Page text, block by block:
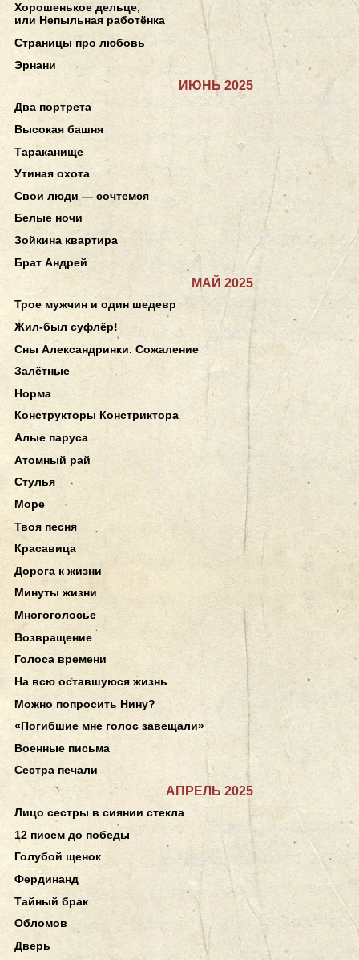
Хорошенькое дельце,
или Непыльная работёнка
Страницы про любовь
Эрнани
ИЮНЬ 2025
Два портрета
Высокая башня
Тараканище
Утиная охота
Свои люди — сочтемся
Белые ночи
Зойкина квартира
Брат Андрей
МАЙ 2025
Трое мужчин и один шедевр
Жил-был суфлёр!
Сны Александринки. Сожаление
Залётные
Норма
Конструкторы Констриктора
Алые паруса
Атомный рай
Стулья
Море
Твоя песня
Красавица
Дорога к жизни
Минуты жизни
Многоголосье
Возвращение
Голоса времени
На всю оставшуюся жизнь
Можно попросить Нину?
«Погибшие мне голос завещали»
Военные письма
Сестра печали
АПРЕЛЬ 2025
Лицо сестры в сиянии стекла
12 писем до победы
Голубой щенок
Фердинанд
Тайный брак
Обломов
Дверь